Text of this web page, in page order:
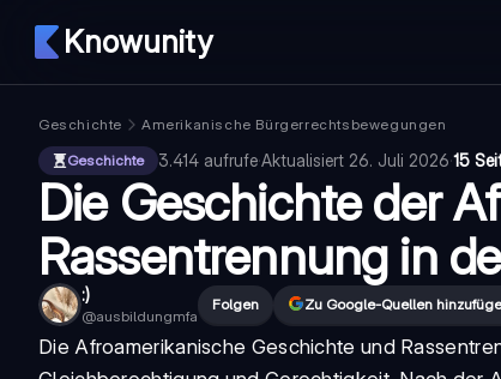
Knowunity
Geschichte
Amerikanische Bürgerrechtsbewegungen
Geschichte
3.414 aufrufe·Aktualisiert 26. Juli 2026·15
Die Geschichte der
Rassentrennung in
:)
@ausbildungmfa
Folgen Zu Google-Quellen
DieAfroamerikanische Geschichte und